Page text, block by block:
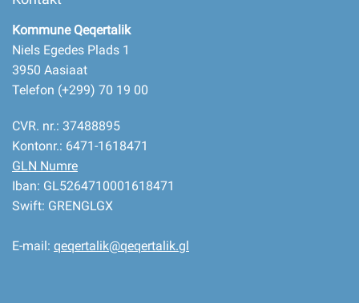
Kommune Qeqertalik
Niels Egedes Plads 1
3950 Aasiaat
Telefon (+299) 70 19 00
CVR. nr.: 37488895
Kontonr.: 6471-1618471
GLN Numre
Iban: GL5264710001618471
Swift: GRENGLGX
E-mail: qeqertalik@qeqertalik.gl